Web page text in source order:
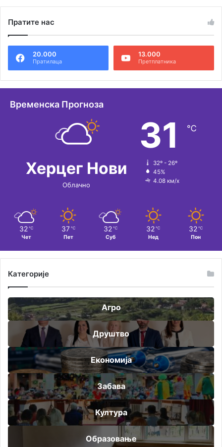
Пратите нас
20.000
Пратилаца
13.000
Претплатника
Временска Прогноза
Херцег Нови
Облачно
31 ℃
32º - 26º
45%
4.08 км/х
32 ℃
Чет
37 ℃
Пет
32 ℃
Суб
32 ℃
Нед
32 ℃
Пон
Категорије
Агро
Друштво
Економија
Забава
Култура
Образовање